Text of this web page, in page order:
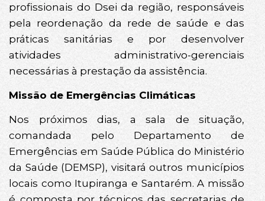
profissionais do Dsei da região, responsáveis
pela reordenação da rede de saúde e das
práticas sanitárias e por desenvolver
atividades administrativo-gerenciais
necessárias à prestação da assistência.
Missão de Emergências Climáticas
Nos próximos dias, a sala de situação,
comandada pelo Departamento de
Emergências em Saúde Pública do Ministério
da Saúde (DEMSP), visitará outros municípios
locais como Itupiranga e Santarém. A missão